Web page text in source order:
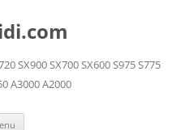
SX900 SX700 SX600 S975 S775
A3000 A2000